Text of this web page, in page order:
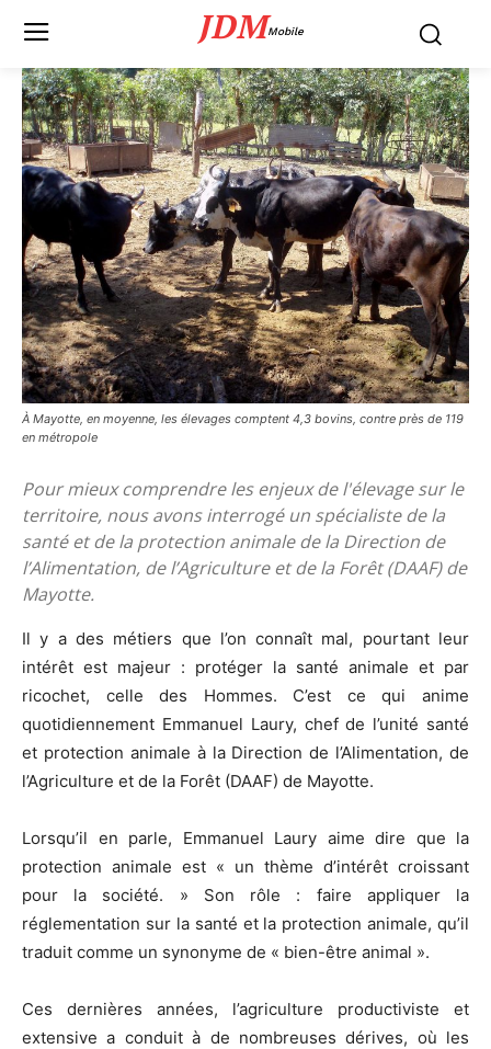
JDMMobile
À Mayotte, en moyenne, les élevages comptent 4,3 bovins, contre près de 119
en métropole
Pour mieux comprendre les enjeux de l'élevage sur le
territoire, nous avons interrogé un spécialiste de la
santé et de la protection animale de la Direction de
l’Alimentation, de l’Agriculture et de la Forêt (DAAF) de
Mayotte.
Il y a des métiers que l’on connaît mal, pourtant leur
intérêt est majeur : protéger la santé animale et par
ricochet, celle des Hommes. C’est ce qui anime
quotidiennement Emmanuel Laury, chef de l’unité santé
et protection animale à la Direction de l’Alimentation, de
l’Agriculture et de la Forêt (DAAF) de Mayotte.
Lorsqu’il en parle, Emmanuel Laury aime dire que la
protection animale est « un thème d’intérêt croissant
pour la société. » Son rôle : faire appliquer la
réglementation sur la santé et la protection animale, qu’il
traduit comme un synonyme de « bien-être animal ».
Ces dernières années, l’agriculture productiviste et
extensive a conduit à de nombreuses dérives, où les